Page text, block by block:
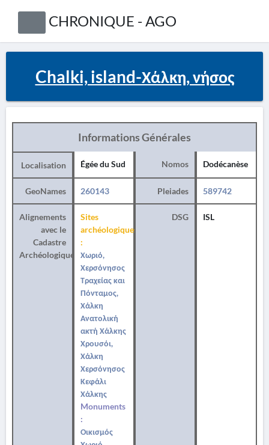
CHRONIQUE - AGO
Chalki, island-Χάλκη, νήσος
Informations Générales
Localisation Égée du Sud Nomos Dodécanèse
GeoNames 260143 Pleiades 589742
Alignements
avec le
Cadastre
Archéologique
Sites
archéologiques
:
Χωριό,
Χερσόνησος
Τραχείας και
Πόνταμος,
Χάλκη
Ανατολική
ακτή Χάλκης
Χρουσόι,
Χάλκη
Χερσόνησος
Κεφάλι
Χάλκης
Monuments
:
Οικισμός
DSG ISL